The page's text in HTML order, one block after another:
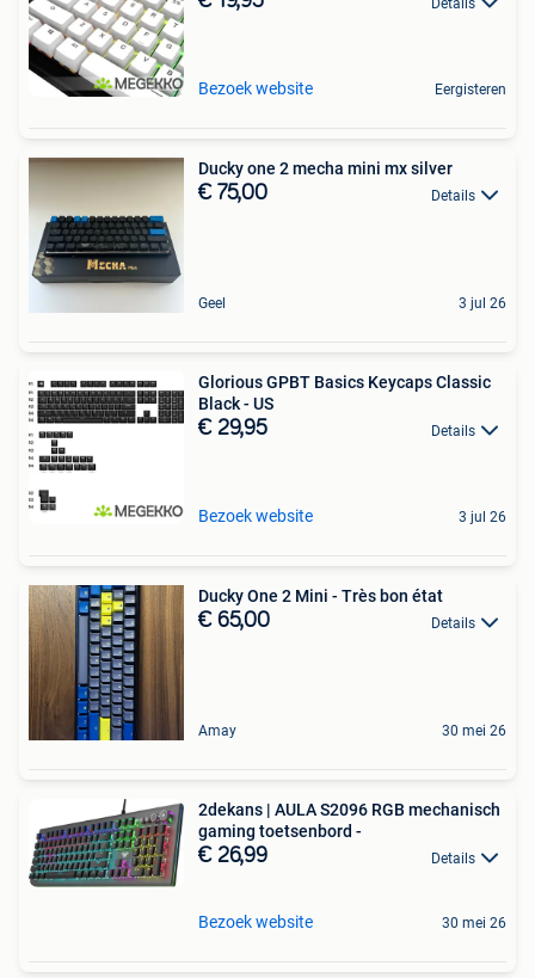
Bezoek website Eergisteren
Ducky one 2 mecha mini mx silver
€ 75,00 Details
Geel 3 jul 26
Glorious GPBT Basics Keycaps Classic
Black - US
€ 29,95 Details
Bezoek website 3 jul 26
Ducky One 2 Mini - Très bon état
€ 65,00 Details
Amay 30 mei 26
2dekans | AULA S2096 RGB mechanisch
gaming toetsenbord -
€ 26,99 Details
Bezoek website 30 mei 26